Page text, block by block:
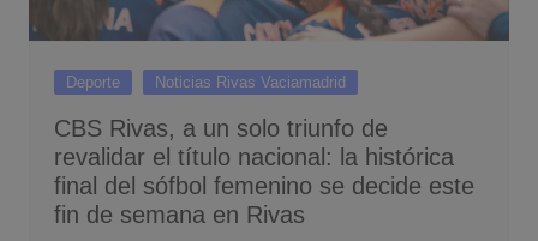
Deporte Noticias Rivas Vaciamadrid
CBS Rivas, a un solo triunfo de
revalidar el título nacional: la histórica
final del sófbol femenino se decide este
fin de semana en Rivas